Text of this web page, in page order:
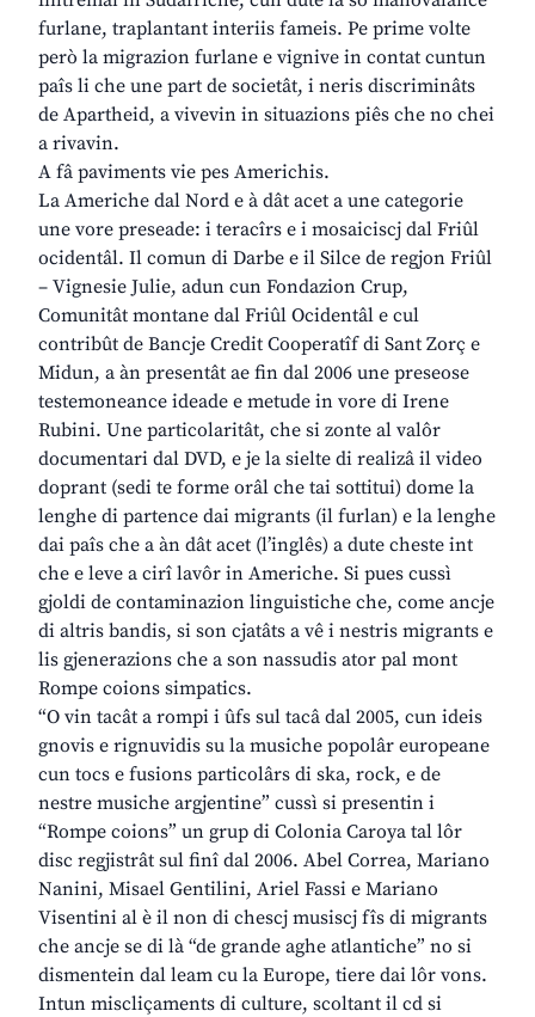
furlane, traplantant interiis fameis. Pe prime volte
però la migrazion furlane e vignive in contat cuntun
paîs li che une part de societât, i neris discriminâts
de Apartheid, a vivevin in situazions piês che no chei
a rivavin.
A fâ paviments vie pes Americhis.
La Americhe dal Nord e à dât acet a une categorie
une vore preseade: i teracîrs e i mosaiciscj dal Friûl
ocidentâl. Il comun di Darbe e il Silce de regjon Friûl
– Vignesie Julie, adun cun Fondazion Crup,
Comunitât montane dal Friûl Ocidentâl e cul
contribût de Bancje Credit Cooperatîf di Sant Zorç e
Midun, a àn presentât ae fin dal 2006 une preseose
testemoneance ideade e metude in vore di Irene
Rubini. Une particolaritât, che si zonte al valôr
documentari dal DVD, e je la sielte di realizâ il video
doprant (sedi te forme orâl che tai sottitui) dome la
lenghe di partence dai migrants (il furlan) e la lenghe
dai paîs che a àn dât acet (l’inglês) a dute cheste int
che e leve a cirî lavôr in Americhe. Si pues cussì
gjoldi de contaminazion linguistiche che, come ancje
di altris bandis, si son cjatâts a vê i nestris migrants e
lis gjenerazions che a son nassudis ator pal mont
Rompe coions simpatics.
“O vin tacât a rompi i ûfs sul tacâ dal 2005, cun ideis
gnovis e rignuvidis su la musiche popolâr europeane
cun tocs e fusions particolârs di ska, rock, e de
nestre musiche argjentine” cussì si presentin i
“Rompe coions” un grup di Colonia Caroya tal lôr
disc regjistrât sul finî dal 2006. Abel Correa, Mariano
Nanini, Misael Gentilini, Ariel Fassi e Mariano
Visentini al è il non di chescj musiscj fîs di migrants
che ancje se di là “de grande aghe atlantiche” no si
dismentein dal leam cu la Europe, tiere dai lôr vons.
Intun miscliçaments di culture, scoltant il cd si